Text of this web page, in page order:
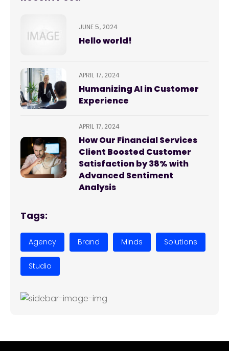
JUNE 5, 2024
Hello world!
APRIL 17, 2024
Humanizing AI in Customer
Experience
APRIL 17, 2024
How Our Financial Services
Client Boosted Customer
Satisfaction by 38% with
Advanced Sentiment
Analysis
Tags:
Agency Brand Minds Solutions
Studio